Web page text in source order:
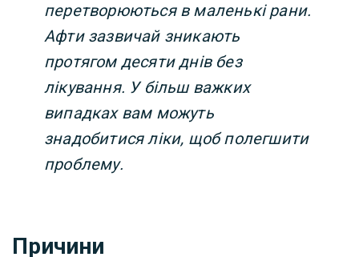
перетворюються в маленькі рани.
Афти зазвичай зникають
протягом десяти днів без
лікування. У більш важких
випадках вам можуть
знадобитися ліки, щоб полегшити
проблему.
Причини